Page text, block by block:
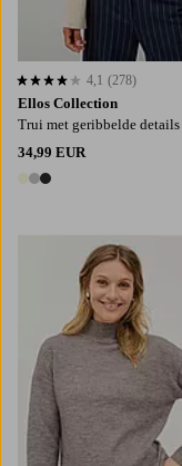
Ellos Collection
Trui met geribbelde details
34,99 EUR
3 kleuren
4,1 op basis van 278
4,1 (278)
42/4446/4850/52